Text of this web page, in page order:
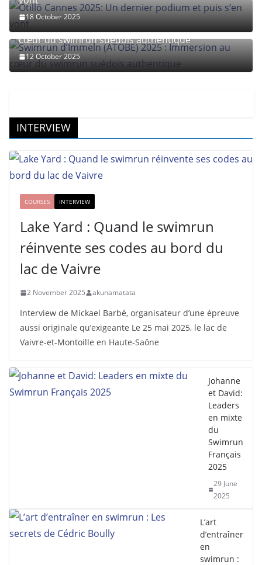
18 October 2025
Swimrun d’Immeln (ATOBE) 2025 : Immersion au
cœur du swimrun suédois authentique
12 October 2025
INTERVIEW
COURSES INTERVIEW
Lake Yard : Quand le swimrun
réinvente ses codes au bord du
lac de Vaivre
2 November 2025 akunamatata
Interview de Mickael Barbé, organisateur d’une épreuve
aussi originale qu’exigeante Le 25 mai 2025, le lac de
Vaivre-et-Montoille en Haute-Saône
Johanne
et David:
Leaders
en mixte
du
Swimrun
Français
2025
29 June
2025
L’art
d’entraîner
en
swimrun :